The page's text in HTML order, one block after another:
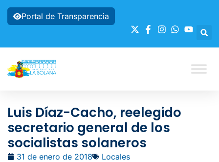
Portal de Transparencia
Luis Díaz-Cacho, reelegido
secretario general de los
socialistas solaneros
31 de enero de 2018 Locales